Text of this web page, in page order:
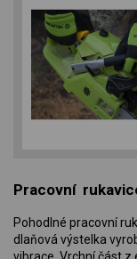
Pracovní
Pohodlné pracovní
dlaňová výstelka